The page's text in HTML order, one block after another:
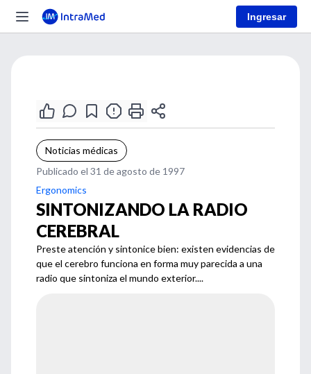
Ingresar
Noticias médicas
Publicado el 31 de agosto de 1997
Ergonomics
SINTONIZANDO LA RADIO
CEREBRAL
Preste atención y sintonice bien: existen evidencias de
que el cerebro funciona en forma muy parecida a una
radio que sintoniza el mundo exterior....